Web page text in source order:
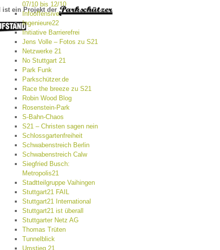
07/10 bis 12/10
Infooffensive
Ingenieure22
Initiative Barrierefrei
Jens Volle – Fotos zu S21
Netzwerke 21
No Stuttgart 21
Park Funk
Parkschützer.de
Race the breeze zu S21
Robin Wood Blog
Rosenstein-Park
S-Bahn-Chaos
S21 – Christen sagen nein
Schlossgartenfreiheit
Schwabenstreich Berlin
Schwabenstreich Calw
Siegfried Busch:
Metropolis21
Stadtteilgruppe Vaihingen
Stuttgart21 FAIL
Stuttgart21 International
Stuttgart21 ist überall
Stuttgarter Netz AG
Thomas Trüten
Tunnelblick
Umstieg 21
ist ein Projekt der